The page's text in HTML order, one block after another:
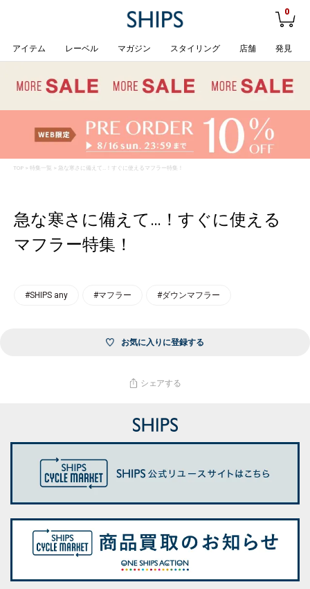
0
アイテム レーベル マガジン スタイリング 店舗 発見
TOP> 特集一覧 > 急な寒さに備えて…！すぐに使えるマフラー特集！
急な寒さに備えて…！すぐに使える
マフラー特集！
#SHIPS any #マフラー #ダウンマフラー
お気に入りに登録する
シェアする